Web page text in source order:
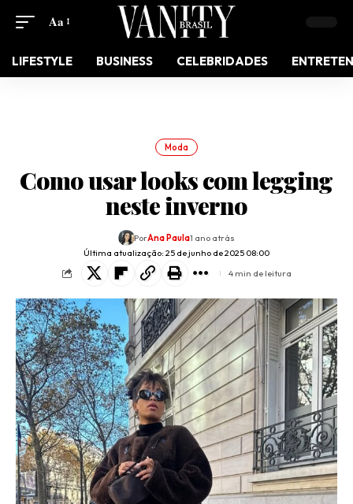
Aa
LIFESTYLE BUSINESS CELEBRIDADES
Moda
Como usar looks com legging
neste inverno
Última atualização: 25 de junho de 2025 08:00
PorAna Paula1 ano atrás
4 min de leitura